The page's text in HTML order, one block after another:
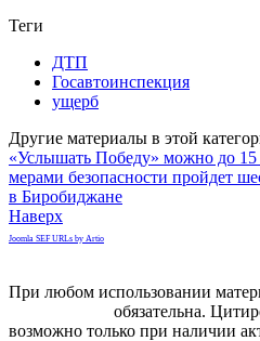
Теги
ДТП
Госавтоинспекция
ущерб
Другие материалы в этой
«Услышать Победу» можно до 15
мерами безопасности пройдет
в Биробиджане
Наверх
Joomla SEF URLs by Artio
При любом использовании
обязательна.
возможно только при наличии